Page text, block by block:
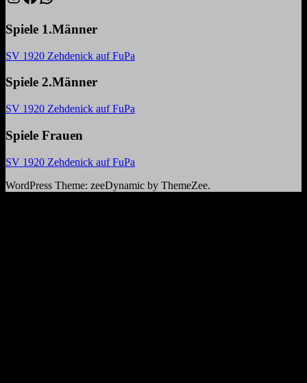
Spiele 1.Männer
SV 1920 Zehdenick auf FuPa
Spiele 2.Männer
SV 1920 Zehdenick auf FuPa
Spiele Frauen
SV 1920 Zehdenick auf FuPa
WordPress Theme: zeeDynamic by ThemeZee.